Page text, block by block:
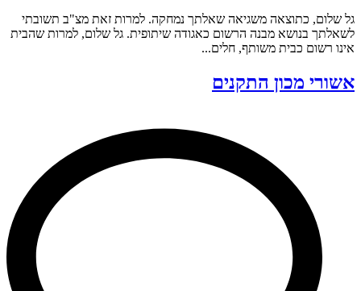
גל שלום, כתוצאה משגיאה שאלתך נמחקה. למרות זאת מצ"ב תשובתי
לשאלתך בנושא מבנה הרשום כאגודה שיתופית. גל שלום, למרות שהבית
אינו רשום כבית משותף, חלים...
אשורי מכון התקנים